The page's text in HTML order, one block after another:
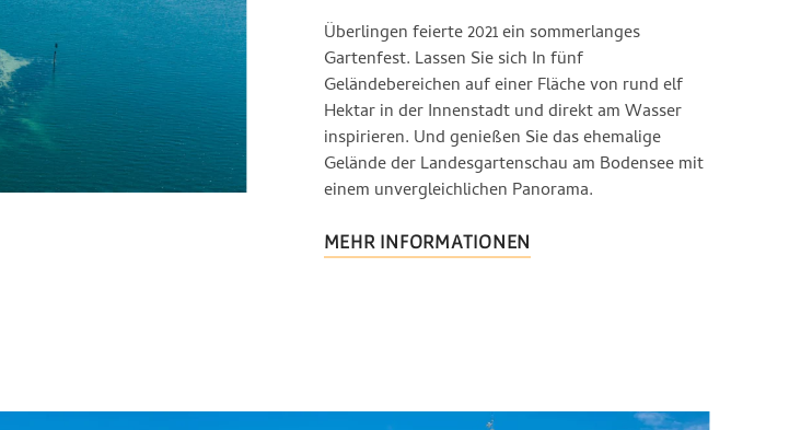
Überlingen feierte 2021 ein sommerlanges
Gartenfest. Lassen Sie sich In fünf
Geländebereichen auf einer Fläche von rund elf
Hektar in der Innenstadt und direkt am Wasser
inspirieren. Und genießen Sie das ehemalige
Gelände der Landesgartenschau am Bodensee mit
einem unvergleichlichen Panorama.
MEHR INFORMATIONEN